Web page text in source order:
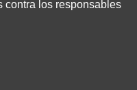
contra los responsables